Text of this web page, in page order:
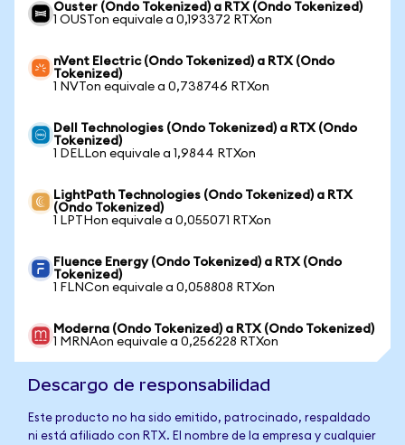
Ouster (Ondo Tokenized) a RTX (Ondo Tokenized)
1 OUSTon equivale a 0,193372 RTXon
nVent Electric (Ondo Tokenized) a RTX (Ondo
Tokenized)
1 NVTon equivale a 0,738746 RTXon
Dell Technologies (Ondo Tokenized) a RTX (Ondo
Tokenized)
1 DELLon equivale a 1,9844 RTXon
LightPath Technologies (Ondo Tokenized) a RTX
(Ondo Tokenized)
1 LPTHon equivale a 0,055071 RTXon
Fluence Energy (Ondo Tokenized) a RTX (Ondo
Tokenized)
1 FLNCon equivale a 0,058808 RTXon
Moderna (Ondo Tokenized) a RTX (Ondo Tokenized)
1 MRNAon equivale a 0,256228 RTXon
Descargo de responsabilidad
Este producto no ha sido emitido, patrocinado, respaldado
ni está afiliado con RTX. El nombre de la empresa y cualquier